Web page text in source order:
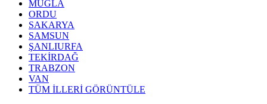
MUĞLA
ORDU
SAKARYA
SAMSUN
ŞANLIURFA
TEKİRDAĞ
TRABZON
VAN
TÜM İLLERİ GÖRÜNTÜLE